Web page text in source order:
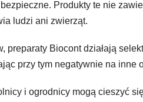
Produkty te nie
ludzi ani zwierząt.
preparaty Biocont działają
przy tym negatywnie na inne
i ogrodnicy mogą cieszyć